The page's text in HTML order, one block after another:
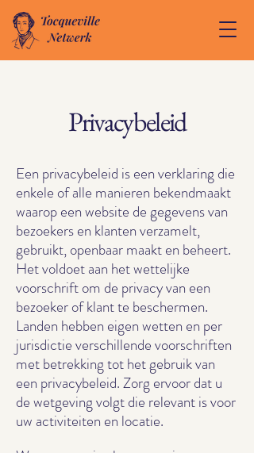
Privacybeleid
Een privacybeleid is een verklaring die
enkele of alle manieren bekendmaakt
waarop een website de gegevens van
bezoekers en klanten verzamelt,
gebruikt, openbaar maakt en beheert.
Het voldoet aan het wettelijke
voorschrift om de privacy van een
bezoeker of klant te beschermen.
Landen hebben eigen wetten en per
jurisdictie verschillende voorschriften
met betrekking tot het gebruik van
een privacybeleid. Zorg ervoor dat u
de wetgeving volgt die relevant is voor
uw activiteiten en locatie.